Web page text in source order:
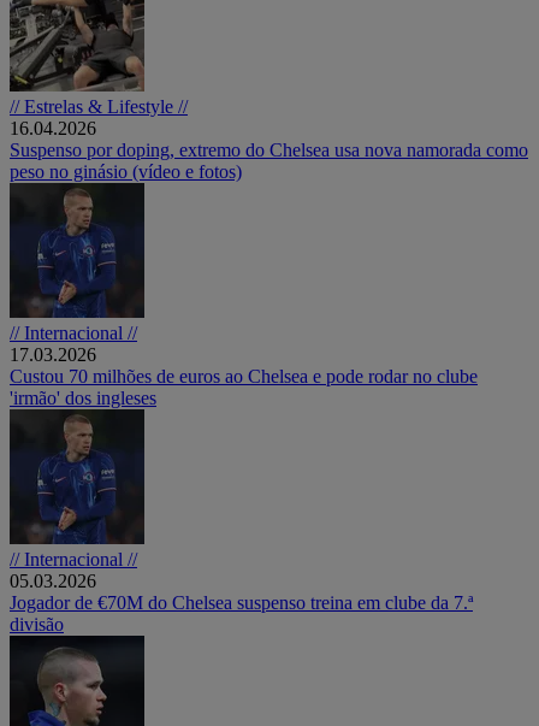
// Estrelas & Lifestyle //
16.04.2026
Suspenso por doping, extremo do Chelsea usa nova namorada como
peso no ginásio (vídeo e fotos)
// Internacional //
17.03.2026
Custou 70 milhões de euros ao Chelsea e pode rodar no clube
'irmão' dos ingleses
// Internacional //
05.03.2026
Jogador de €70M do Chelsea suspenso treina em clube da 7.ª
divisão